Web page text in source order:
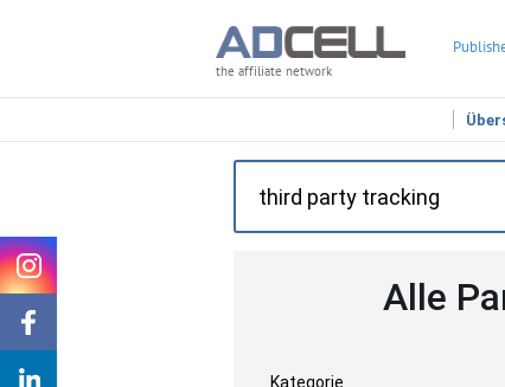
the affiliate network
Alle
Kategorie